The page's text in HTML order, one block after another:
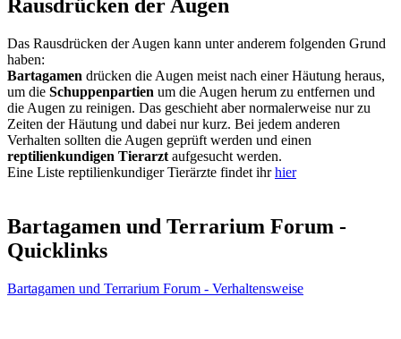
Rausdrücken der Augen
Das Rausdrücken der Augen kann unter anderem folgenden Grund
haben:
Bartagamen drücken die Augen meist nach einer Häutung heraus,
um die Schuppenpartien um die Augen herum zu entfernen und
die Augen zu reinigen. Das geschieht aber normalerweise nur zu
Zeiten der Häutung und dabei nur kurz. Bei jedem anderen
Verhalten sollten die Augen geprüft werden und einen
reptilienkundigen Tierarzt aufgesucht werden.
Eine Liste reptilienkundiger Tierärzte findet ihrhier
Bartagamen und Terrarium Forum -
Quicklinks
Bartagamen und Terrarium Forum - Verhaltensweise